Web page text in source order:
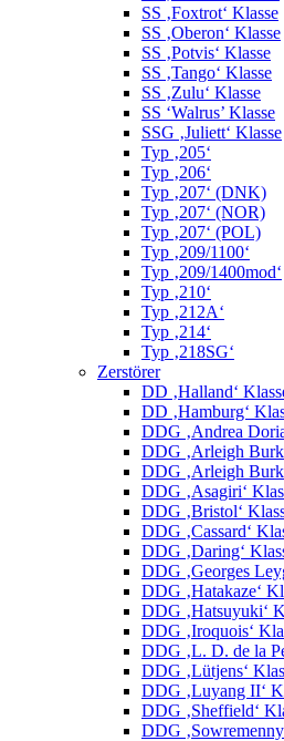
SS ‚Foxtrot‘ Klasse
SS ‚Oberon‘ Klasse
SS ‚Potvis‘ Klasse
SS ‚Tango‘ Klasse
SS ‚Zulu‘ Klasse
SS ‘Walrus’ Klasse
SSG ‚Juliett‘ Klasse
Typ ‚205‘
Typ ‚206‘
Typ ‚207‘ (DNK)
Typ ‚207‘ (NOR)
Typ ‚207‘ (POL)
Typ ‚209/1100‘
Typ ‚209/1400mod‘
Typ ‚210‘
Typ ‚212A‘
Typ ‚214‘
Typ ‚218SG‘
Zerstörer
DD ‚Halland‘
DD ‚Hamburg‘
DDG ‚Andrea
DDG ‚Arleigh
DDG ‚Arleigh
DDG ‚Asagiri‘
DDG ‚Bristol‘
DDG ‚Cassard‘
DDG ‚Daring‘
DDG ‚Georges
DDG ‚Hatakaze‘
DDG ‚Hatsuyuki‘
DDG ‚Iroquois‘
DDG ‚L. D. de la
DDG ‚Lütjens‘
DDG ‚Luyang II‘
DDG ‚Sheffield‘
DDG